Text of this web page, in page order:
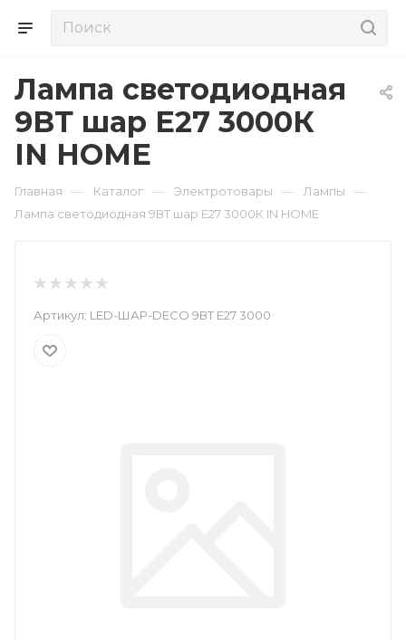
Лампа светодиодная
9ВТ шар Е27 3000К
IN HOME
Главная — Каталог — Электротовары — Лампы —
Лампа светодиодная 9ВТ шар Е27 3000К IN HOME
Артикул: LED-ШАР-DECO 9ВТ Е27 3000